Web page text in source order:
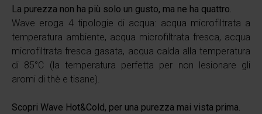
La purezza non ha più solo un gusto, ma ne ha quattro.
Wave eroga 4 tipologie di acqua: acqua microfiltrata a
temperatura ambiente, acqua microfiltrata fresca, acqua
microfiltrata fresca gasata, acqua calda alla temperatura
di 85°C (la temperatura perfetta per non lesionare gli
aromi di thè e tisane).
Scopri Wave Hot&Cold, per una purezza mai vista prima.